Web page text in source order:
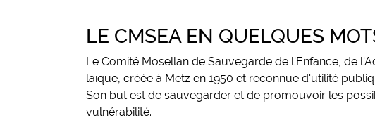
LE CMSEA EN QUELQUES
Le Comité Mosellan de Sauvegarde de l'Enfance, de
laïque, créée à Metz en 1950 et reconnue d'utilité
Son but est de sauvegarder et de promouvoir les
vulnérabilité.